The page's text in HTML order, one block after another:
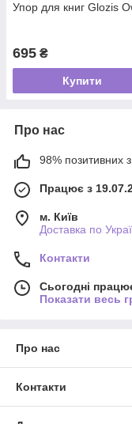
Упор для книг Glozis
695 ₴
Купити
Про нас
98% позитивних з
Працює з
м. Київ
Доставка по
Контакти
Сьогодні
Показати весь
Про нас
Контакти